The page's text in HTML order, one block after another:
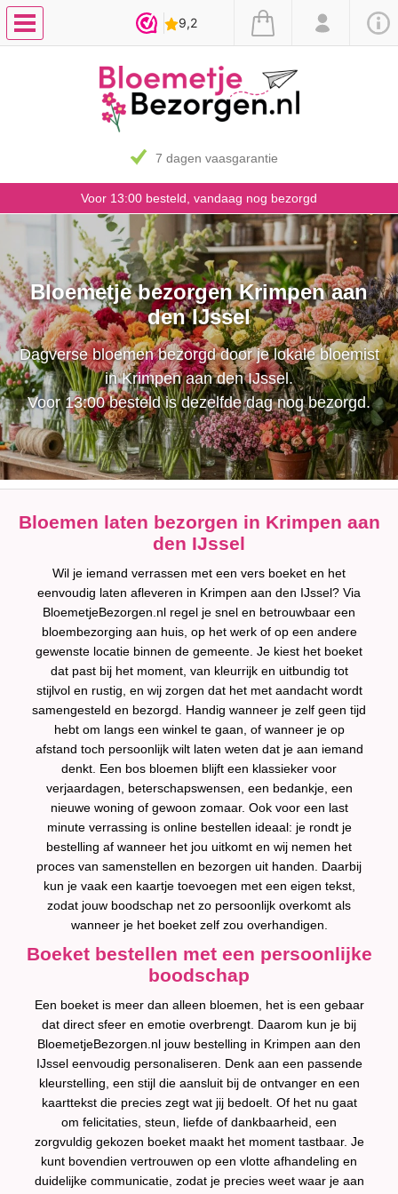
7 dagen vaasgarantie
Voor 13:00 besteld, vandaag nog bezorgd
Bloemetje bezorgen Krimpen aan
den IJssel
Dagverse bloemen bezorgd door je lokale bloemist
in Krimpen aan den IJssel.
Voor 13:00 besteld is dezelfde dag nog bezorgd.
Bloemen laten bezorgen in Krimpen aan
den IJssel
Wil je iemand verrassen met een vers boeket en het
eenvoudig laten afleveren in Krimpen aan den IJssel? Via
BloemetjeBezorgen.nl regel je snel en betrouwbaar een
bloembezorging aan huis, op het werk of op een andere
gewenste locatie binnen de gemeente. Je kiest het boeket
dat past bij het moment, van kleurrijk en uitbundig tot
stijlvol en rustig, en wij zorgen dat het met aandacht wordt
samengesteld en bezorgd. Handig wanneer je zelf geen tijd
hebt om langs een winkel te gaan, of wanneer je op
afstand toch persoonlijk wilt laten weten dat je aan iemand
denkt. Een bos bloemen blijft een klassieker voor
verjaardagen, beterschapswensen, een bedankje, een
nieuwe woning of gewoon zomaar. Ook voor een last
minute verrassing is online bestellen ideaal: je rondt je
bestelling af wanneer het jou uitkomt en wij nemen het
proces van samenstellen en bezorgen uit handen. Daarbij
kun je vaak een kaartje toevoegen met een eigen tekst,
zodat jouw boodschap net zo persoonlijk overkomt als
wanneer je het boeket zelf zou overhandigen.
Boeket bestellen met een persoonlijke
boodschap
Een boeket is meer dan alleen bloemen, het is een gebaar
dat direct sfeer en emotie overbrengt. Daarom kun je bij
BloemetjeBezorgen.nl jouw bestelling in Krimpen aan den
IJssel eenvoudig personaliseren. Denk aan een passende
kleurstelling, een stijl die aansluit bij de ontvanger en een
kaarttekst die precies zegt wat jij bedoelt. Of het nu gaat
om felicitaties, steun, liefde of dankbaarheid, een
zorgvuldig gekozen boeket maakt het moment tastbaar. Je
kunt bovendien vertrouwen op een vlotte afhandeling en
duidelijke communicatie, zodat je precies weet waar je aan